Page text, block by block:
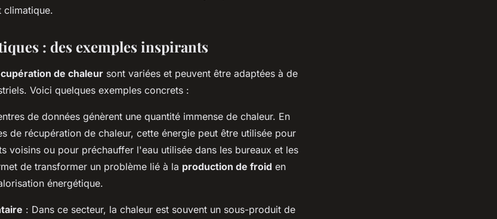
climatique.
: des exemples inspirants
de chaleur sont variées et peuvent être adaptées à de
Voici quelques exemples concrets :
de données génèrent une quantité immense de chaleur. En
de récupération de chaleur, cette énergie peut être utilisée pour
voisins ou pour préchauffer l'eau utilisée dans les bureaux et les
de transformer un problème lié à la production de froid en
énergétique.
: Dans ce secteur, la chaleur est souvent un sous-produit de